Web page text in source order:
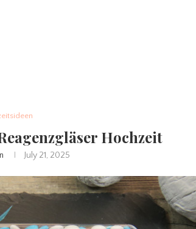
Hochzeit
July 21, 2025